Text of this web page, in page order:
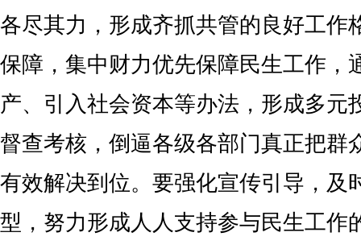
各尽其力，形成齐抓共管的良好工作
保障，集中财力优先保障民生工作，
产、引入社会资本等办法，形成多元
督查考核，倒逼各级各部门真正把群
有效解决到位。要强化宣传引导，及
型，努力形成人人支持参与民生工作